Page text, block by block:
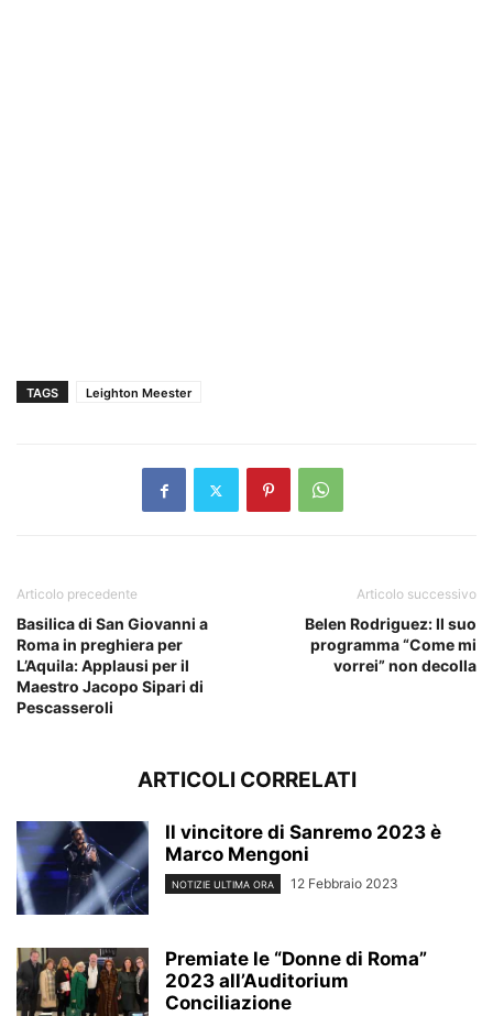
TAGS Leighton Meester
Articolo precedente
Basilica di San Giovanni a
Roma in preghiera per
L’Aquila: Applausi per il
Maestro Jacopo Sipari di
Pescasseroli
Articolo successivo
Belen Rodriguez: Il suo
programma “Come mi
vorrei” non decolla
ARTICOLI CORRELATI
Il vincitore di Sanremo 2023 è
Marco Mengoni
NOTIZIE ULTIMA ORA 12 Febbraio 2023
Premiate le “Donne di Roma”
2023 all’Auditorium
Conciliazione